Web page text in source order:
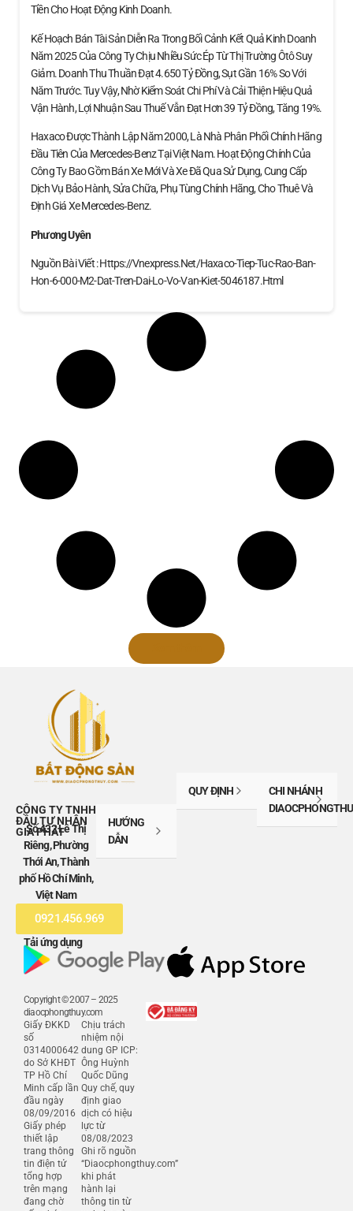
Tiền Cho Hoạt Động Kinh Doanh.
Kế Hoạch Bán Tài Sản Diễn Ra Trong Bối Cảnh Kết Quả Kinh Doanh
Năm 2025 Của Công Ty Chịu Nhiều Sức Ép Từ Thị Trường Ôtô Suy
Giảm. Doanh Thu Thuần Đạt 4.650 Tỷ Đồng, Sụt Gần 16% So Với
Năm Trước. Tuy Vậy, Nhờ Kiểm Soát Chi Phí Và Cải Thiện Hiệu Quả
Vận Hành, Lợi Nhuận Sau Thuế Vẫn Đạt Hơn 39 Tỷ Đồng, Tăng 19%.
Haxaco Được Thành Lập Năm 2000, Là Nhà Phân Phối Chính Hãng
Đầu Tiên Của Mercedes-Benz Tại Việt Nam. Hoạt Động Chính Của
Công Ty Bao Gồm Bán Xe Mới Và Xe Đã Qua Sử Dụng, Cung Cấp
Dịch Vụ Bảo Hành, Sửa Chữa, Phụ Tùng Chính Hãng, Cho Thuê Và
Định Giá Xe Mercedes‑Benz.
Phương Uyên
Nguồn Bài Viết : Https://vnexpress.net/haxaco-Tiep-Tuc-Rao-Ban-
Hon-6-000-M2-Dat-Tren-Dai-Lo-Vo-Van-Kiet-5046187.html
CÔNG TY TNHH
ĐẦU TƯ NHÂN
GIA PHÁT
Số 432 Lê Thị
Riêng, Phường
Thới An, Thành
phố Hồ Chí Minh,
Việt Nam
0921.456.969
HƯỚNG
DẪN
QUY ĐỊNH
CHI NHÁNH
Tải ứng dụng
Copyright © 2007 – 2025
diaocphongthuy.com
Giấy ĐKKD
số
0314000642
do Sở KHĐT
TP Hồ Chí
Minh cấp lần
đầu ngày
08/09/2016
Giấy phép
thiết lập
trang thông
tin điện tử
tổng hợp
trên mạng
đang chờ
Chịu trách
nhiệm nội
dung GP ICP:
Ông Huỳnh
Quốc Dũng
Quy chế, quy
định giao
dịch có hiệu
lực từ
08/08/2023
Ghi rõ nguồn
“Diaocphongthuy.com”
khi phát
hành lại
thông tin từ